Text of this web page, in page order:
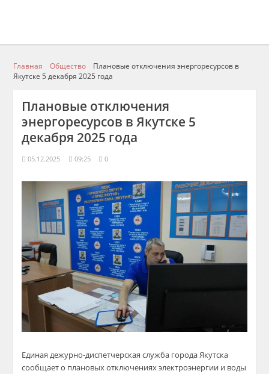
Главная Общество
Плановые отключения энергоресурсов в
Якутске 5 декабря 2025 года
Плановые отключения
энергоресурсов в Якутске 5
декабря 2025 года
05.12.2025 09:25 0
Единая дежурно-диспетчерская служба города Якутска
сообщает о плановых отключениях электроэнергии и воды